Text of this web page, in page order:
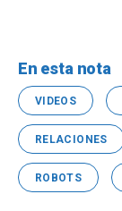
En esta nota
VIDEOS
RELACIONES
ROBOTS